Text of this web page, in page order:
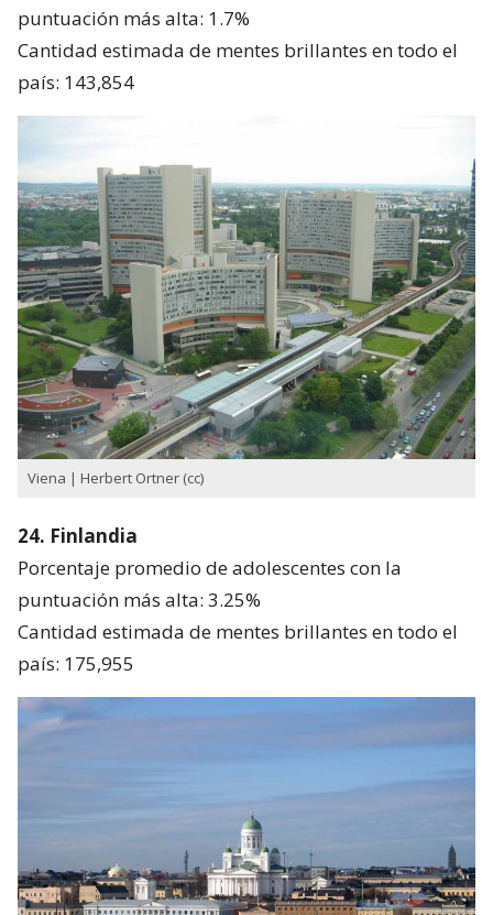
puntuación más alta: 1.7%
Cantidad estimada de mentes brillantes en todo el
país: 143,854
Viena | Herbert Ortner (cc)
24. Finlandia
Porcentaje promedio de adolescentes con la
puntuación más alta: 3.25%
Cantidad estimada de mentes brillantes en todo el
país: 175,955